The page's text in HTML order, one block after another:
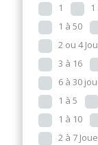
1
1 à 50
2 ou 4
3 à 16
6 à 30
1 à 5
1 à 10
2 à 7